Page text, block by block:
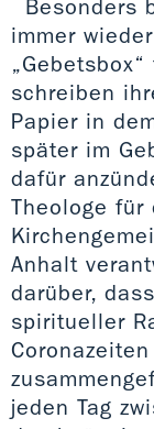
Besonders
immer
schreiben
Papier in
später im
dafür
Theologe für
Anhalt
darüber,
spiritueller
jeden Tag